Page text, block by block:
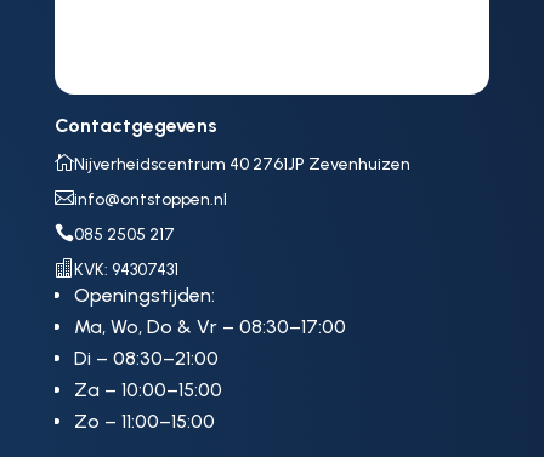
Contactgegevens
Nijverheidscentrum 40 2761JP Zevenhuizen
info@ontstoppen.nl
085 2505 217
 KVK: 94307431
Openingstijden:
Ma, Wo, Do & Vr – 08:30–17:00
Di – 08:30–21:00
Za – 10:00–15:00
Zo – 11:00–15:00